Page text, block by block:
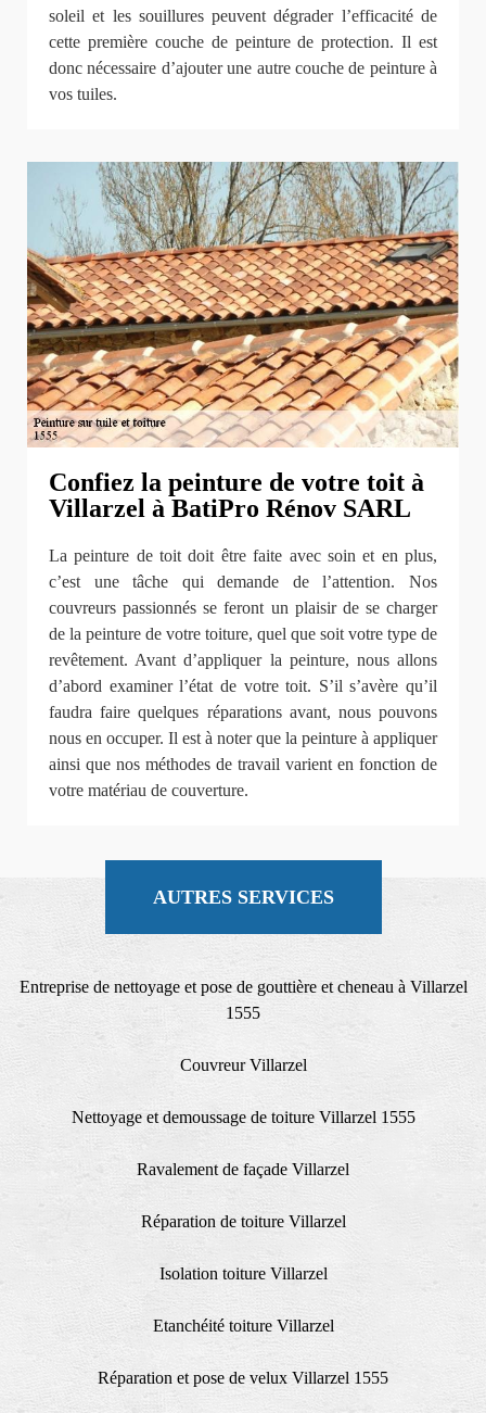
soleil et les souillures peuvent dégrader l’efficacité de
cette première couche de peinture de protection. Il est
donc nécessaire d’ajouter une autre couche de peinture à
vos tuiles.
Confiez la peinture de votre toit à
Villarzel à BatiPro Rénov SARL
La peinture de toit doit être faite avec soin et en plus,
c’est une tâche qui demande de l’attention. Nos
couvreurs passionnés se feront un plaisir de se charger
de la peinture de votre toiture, quel que soit votre type de
revêtement. Avant d’appliquer la peinture, nous allons
d’abord examiner l’état de votre toit. S’il s’avère qu’il
faudra faire quelques réparations avant, nous pouvons
nous en occuper. Il est à noter que la peinture à appliquer
ainsi que nos méthodes de travail varient en fonction de
votre matériau de couverture.
AUTRES SERVICES
Entreprise de nettoyage et pose de gouttière et cheneau à Villarzel
1555
Couvreur Villarzel
Nettoyage et demoussage de toiture Villarzel 1555
Ravalement de façade Villarzel
Réparation de toiture Villarzel
Isolation toiture Villarzel
Etanchéité toiture Villarzel
Réparation et pose de velux Villarzel 1555